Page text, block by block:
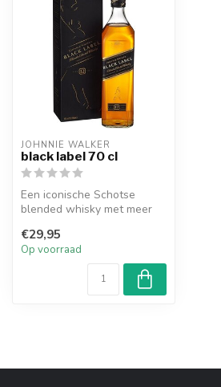
JOHNNIE WALKER
black label 70 cl
Een iconische Schotse
blended whisky met meer
whisky...
€29,95
Op voorraad